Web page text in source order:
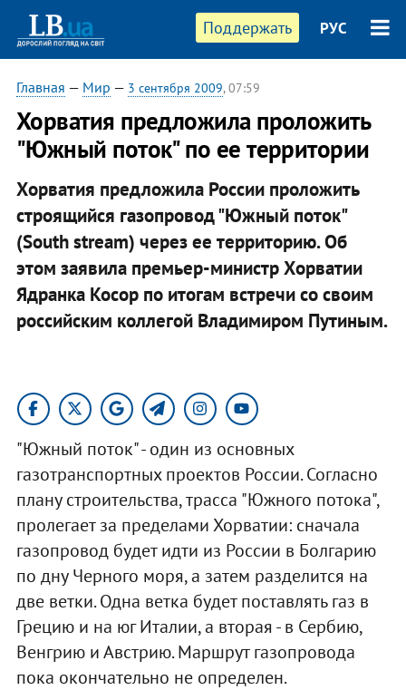
Поддержать РУС
Главная — Мир — 3 сентября 2009, 07:59
Хорватия предложила проложить
"Южный поток" по ее территории
Хорватия предложила России проложить
строящийся газопровод"Южный поток"
(South stream) через ее территорию. Об
этом заявила премьер-министр Хорватии
Ядранка Косор по итогам встречи со своим
российским коллегой Владимиром Путиным.
"Южный поток" - один из основных
газотранспортных проектов России. Согласно
плану строительства, трасса "Южного потока",
пролегает за пределами Хорватии: сначала
газопровод будет идти из России в Болгарию
по дну Черного моря, а затем разделится на
две ветки. Одна ветка будет поставлять газ в
Грецию и на юг Италии, а вторая - в Сербию,
Венгрию и Австрию. Маршрут газопровода
пока окончательно не определен.